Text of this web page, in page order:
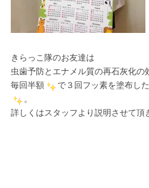
きらっこ隊のお友達は
虫歯予防とエナメル質の再石灰化の
毎回半額
で３回フッ素を塗布し
。
詳しくはスタッフより説明させて頂